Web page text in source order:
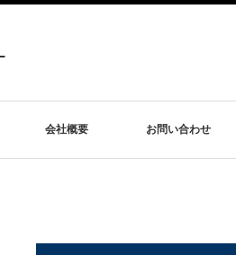
会社概要 お問い合わせ